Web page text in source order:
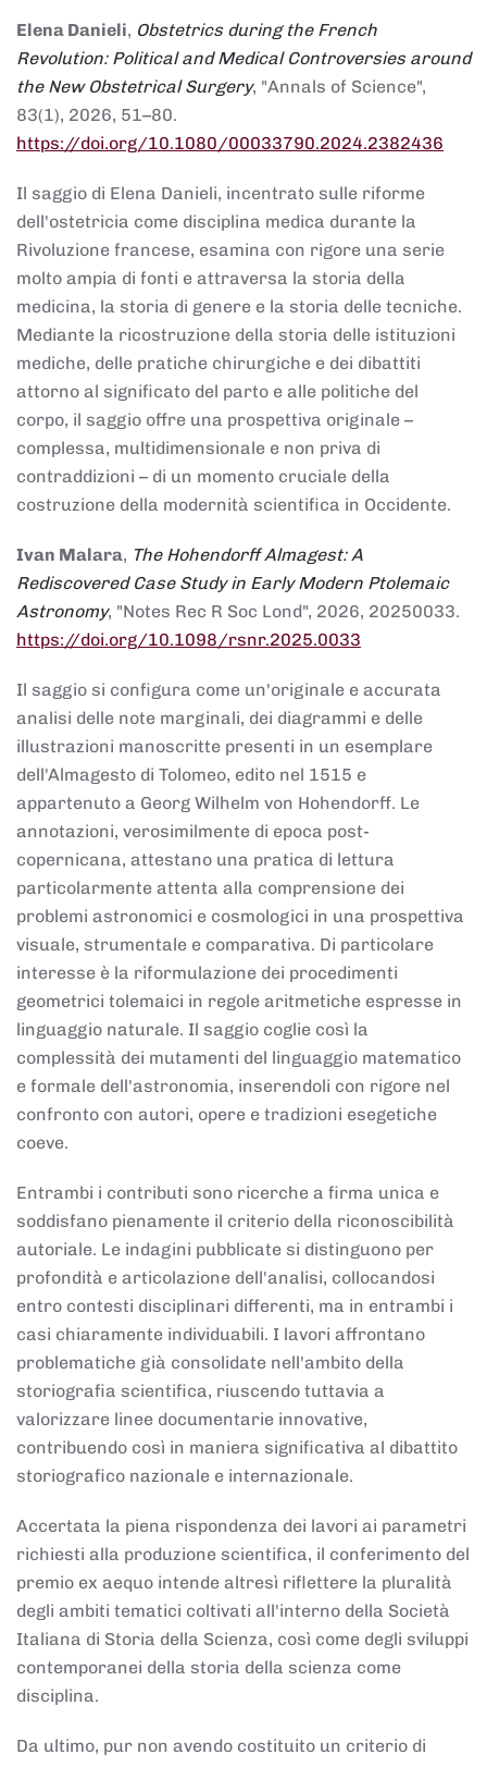
Elena Danieli, Obstetrics during the French
Revolution: Political and Medical Controversies around
the New Obstetrical Surgery, "Annals of Science",
83(1), 2026, 51–80.
https://doi.org/10.1080/00033790.2024.2382436
Il saggio di Elena Danieli, incentrato sulle riforme
dell'ostetricia come disciplina medica durante la
Rivoluzione francese, esamina con rigore una serie
molto ampia di fonti e attraversa la storia della
medicina, la storia di genere e la storia delle tecniche.
Mediante la ricostruzione della storia delle istituzioni
mediche, delle pratiche chirurgiche e dei dibattiti
attorno al significato del parto e alle politiche del
corpo, il saggio offre una prospettiva originale –
complessa, multidimensionale e non priva di
contraddizioni – di un momento cruciale della
costruzione della modernità scientifica in Occidente.
Ivan Malara, The Hohendorff Almagest: A
Rediscovered Case Study in Early Modern Ptolemaic
Astronomy, "Notes Rec R Soc Lond", 2026, 20250033.
https://doi.org/10.1098/rsnr.2025.0033
Il saggio si configura come un'originale e accurata
analisi delle note marginali, dei diagrammi e delle
illustrazioni manoscritte presenti in un esemplare
dell'Almagesto di Tolomeo, edito nel 1515 e
appartenuto a Georg Wilhelm von Hohendorff. Le
annotazioni, verosimilmente di epoca post-
copernicana, attestano una pratica di lettura
particolarmente attenta alla comprensione dei
problemi astronomici e cosmologici in una prospettiva
visuale, strumentale e comparativa. Di particolare
interesse è la riformulazione dei procedimenti
geometrici tolemaici in regole aritmetiche espresse in
linguaggio naturale. Il saggio coglie così la
complessità dei mutamenti del linguaggio matematico
e formale dell'astronomia, inserendoli con rigore nel
confronto con autori, opere e tradizioni esegetiche
coeve.
Entrambi i contributi sono ricerche a firma unica e
soddisfano pienamente il criterio della riconoscibilità
autoriale. Le indagini pubblicate si distinguono per
profondità e articolazione dell'analisi, collocandosi
entro contesti disciplinari differenti, ma in entrambi i
casi chiaramente individuabili. I lavori affrontano
problematiche già consolidate nell'ambito della
storiografia scientifica, riuscendo tuttavia a
valorizzare linee documentarie innovative,
contribuendo così in maniera significativa al dibattito
storiografico nazionale e internazionale.
Accertata la piena rispondenza dei lavori ai parametri
richiesti alla produzione scientifica, il conferimento del
premio ex aequo intende altresì riflettere la pluralità
degli ambiti tematici coltivati all'interno della Società
Italiana di Storia della Scienza, così come degli sviluppi
contemporanei della storia della scienza come
disciplina.
Da ultimo, pur non avendo costituito un criterio di